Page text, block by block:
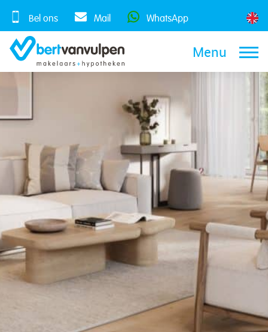
content
Bel ons Mail WhatsApp
Menu